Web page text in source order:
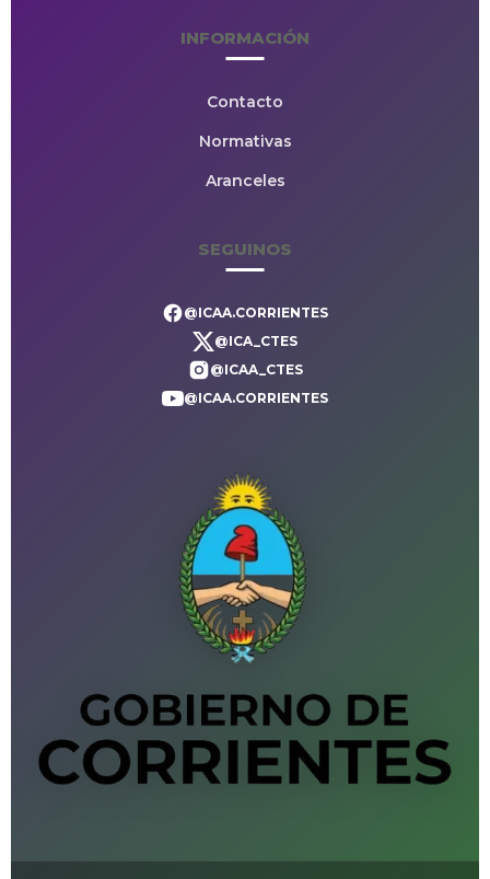
INFORMACIÓN
Contacto
Normativas
Aranceles
SEGUINOS
@ICAA.CORRIENTES
@ICA_CTES
@ICAA_CTES
@ICAA.CORRIENTES